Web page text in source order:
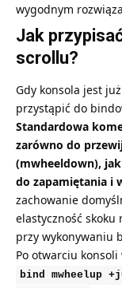
wygodnym
Jak
scrollu?
Gdy konsola jest
przystąpić do
Standardowa
zarówno do
(mwheeldown),
do zapamiętania i
zachowanie
elastyczność
przy wykonywaniu
Po otwarciu
bind mwheelup